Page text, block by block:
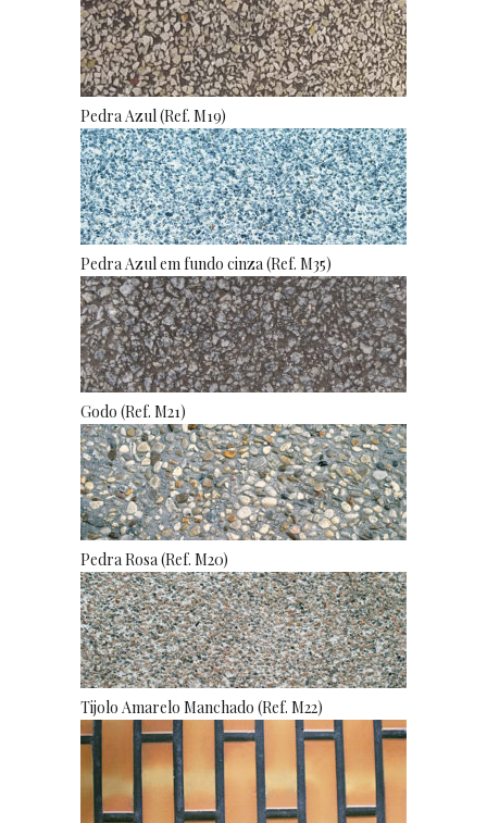
Pedra Azul (Ref. M19)
Pedra Azul em fundo cinza (Ref. M35)
Godo (Ref. M21)
Pedra Rosa (Ref. M20)
Tijolo Amarelo Manchado (Ref. M22)